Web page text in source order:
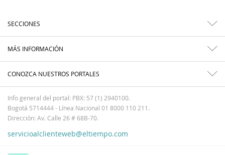
SECCIONES
MÁS INFORMACIÓN
CONOZCA NUESTROS PORTALES
Info general del portal: PBX: 57 (1) 2940100.
Bogotá 5714444 - Línea Nacional 01 8000 110 211.
Dirección: Av. Calle 26 # 68B-70.
servicioalclienteweb@eltiempo.com